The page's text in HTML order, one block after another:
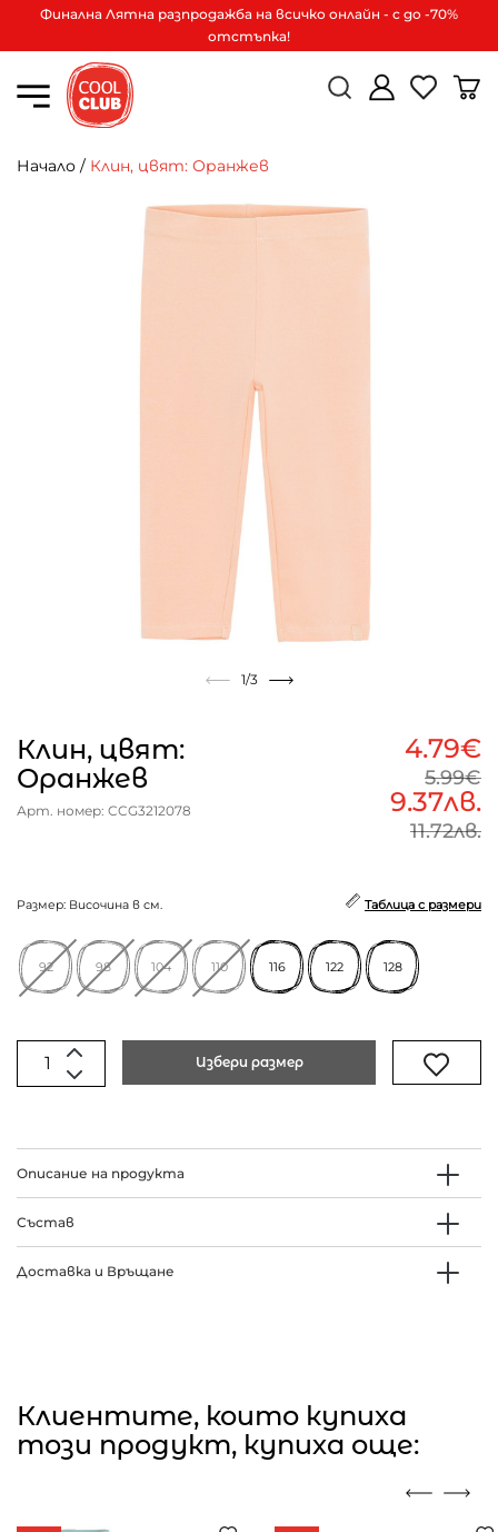
Финална Лятна разпродажба на всичко онлайн - с до -70%
отстъпка!
Начало / Клин, цвят: Оранжев
1/3
Клин, цвят:
Оранжев
Арт. номер: CCG3212078
4.79€
5.99€
9.37лв.
11.72лв.
Размер: Височина в см. Таблица с размери
92 98 104 110 116 122 128
Избери размер
Описание на продукта
Състав
Доставка и Връщане
Клиентите, които купиха
този продукт, купиха още: